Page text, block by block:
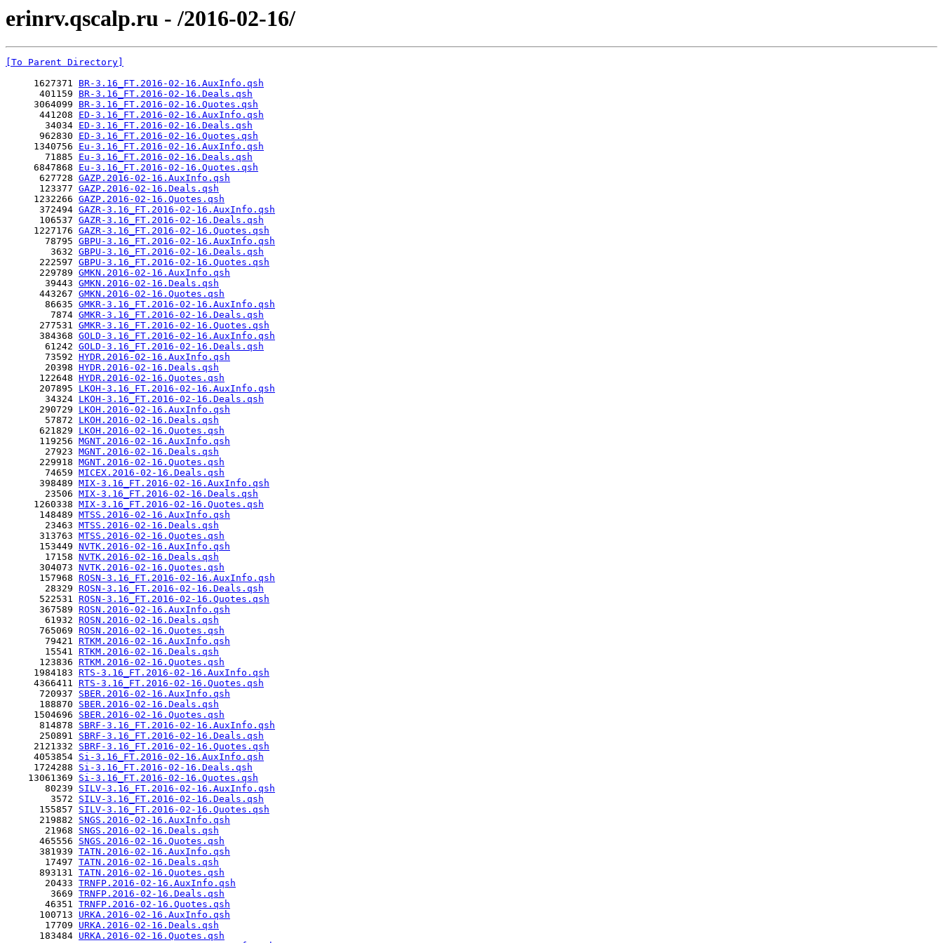
erinrv.qscalp.ru - /2016-02-16/
[To Parent Directory]
     1627371
BR-3.16_FT.2016-02-16.AuxInfo.qsh
      401159
BR-3.16_FT.2016-02-16.Deals.qsh
     3064099
BR-3.16_FT.2016-02-16.Quotes.qsh
      441208
ED-3.16_FT.2016-02-16.AuxInfo.qsh
       34034
ED-3.16_FT.2016-02-16.Deals.qsh
      962830
ED-3.16_FT.2016-02-16.Quotes.qsh
     1340756
Eu-3.16_FT.2016-02-16.AuxInfo.qsh
       71885
Eu-3.16_FT.2016-02-16.Deals.qsh
     6847868
Eu-3.16_FT.2016-02-16.Quotes.qsh
      627728
GAZP.2016-02-16.AuxInfo.qsh
      123377
GAZP.2016-02-16.Deals.qsh
     1232266
GAZP.2016-02-16.Quotes.qsh
      372494
GAZR-3.16_FT.2016-02-16.AuxInfo.qsh
      106537
GAZR-3.16_FT.2016-02-16.Deals.qsh
     1227176
GAZR-3.16_FT.2016-02-16.Quotes.qsh
       78795
GBPU-3.16_FT.2016-02-16.AuxInfo.qsh
        3632
GBPU-3.16_FT.2016-02-16.Deals.qsh
      222597
GBPU-3.16_FT.2016-02-16.Quotes.qsh
      229789
GMKN.2016-02-16.AuxInfo.qsh
       39443
GMKN.2016-02-16.Deals.qsh
      443267
GMKN.2016-02-16.Quotes.qsh
       86635
GMKR-3.16_FT.2016-02-16.AuxInfo.qsh
        7874
GMKR-3.16_FT.2016-02-16.Deals.qsh
      277531
GMKR-3.16_FT.2016-02-16.Quotes.qsh
      384368
GOLD-3.16_FT.2016-02-16.AuxInfo.qsh
       61242
GOLD-3.16_FT.2016-02-16.Deals.qsh
       73592
HYDR.2016-02-16.AuxInfo.qsh
       20398
HYDR.2016-02-16.Deals.qsh
      122648
HYDR.2016-02-16.Quotes.qsh
      207895
LKOH-3.16_FT.2016-02-16.AuxInfo.qsh
       34324
LKOH-3.16_FT.2016-02-16.Deals.qsh
      290729
LKOH.2016-02-16.AuxInfo.qsh
       57872
LKOH.2016-02-16.Deals.qsh
      621829
LKOH.2016-02-16.Quotes.qsh
      119256
MGNT.2016-02-16.AuxInfo.qsh
       27923
MGNT.2016-02-16.Deals.qsh
      229918
MGNT.2016-02-16.Quotes.qsh
       74659
MICEX.2016-02-16.Deals.qsh
      398489
MIX-3.16_FT.2016-02-16.AuxInfo.qsh
       23506
MIX-3.16_FT.2016-02-16.Deals.qsh
     1260338
MIX-3.16_FT.2016-02-16.Quotes.qsh
      148489
MTSS.2016-02-16.AuxInfo.qsh
       23463
MTSS.2016-02-16.Deals.qsh
      313763
MTSS.2016-02-16.Quotes.qsh
      153449
NVTK.2016-02-16.AuxInfo.qsh
       17158
NVTK.2016-02-16.Deals.qsh
      304073
NVTK.2016-02-16.Quotes.qsh
      157968
ROSN-3.16_FT.2016-02-16.AuxInfo.qsh
       28329
ROSN-3.16_FT.2016-02-16.Deals.qsh
      522531
ROSN-3.16_FT.2016-02-16.Quotes.qsh
      367589
ROSN.2016-02-16.AuxInfo.qsh
       61932
ROSN.2016-02-16.Deals.qsh
      765069
ROSN.2016-02-16.Quotes.qsh
       79421
RTKM.2016-02-16.AuxInfo.qsh
       15541
RTKM.2016-02-16.Deals.qsh
      123836
RTKM.2016-02-16.Quotes.qsh
     1984183
RTS-3.16_FT.2016-02-16.AuxInfo.qsh
     4366411
RTS-3.16_FT.2016-02-16.Quotes.qsh
      720937
SBER.2016-02-16.AuxInfo.qsh
      188870
SBER.2016-02-16.Deals.qsh
     1504696
SBER.2016-02-16.Quotes.qsh
      814878
SBRF-3.16_FT.2016-02-16.AuxInfo.qsh
      250891
SBRF-3.16_FT.2016-02-16.Deals.qsh
     2121332
SBRF-3.16_FT.2016-02-16.Quotes.qsh
     4053854
Si-3.16_FT.2016-02-16.AuxInfo.qsh
     1724288
Si-3.16_FT.2016-02-16.Deals.qsh
    13061369
Si-3.16_FT.2016-02-16.Quotes.qsh
       80239
SILV-3.16_FT.2016-02-16.AuxInfo.qsh
        3572
SILV-3.16_FT.2016-02-16.Deals.qsh
      155857
SILV-3.16_FT.2016-02-16.Quotes.qsh
      219882
SNGS.2016-02-16.AuxInfo.qsh
       21968
SNGS.2016-02-16.Deals.qsh
      465556
SNGS.2016-02-16.Quotes.qsh
      381939
TATN.2016-02-16.AuxInfo.qsh
       17497
TATN.2016-02-16.Deals.qsh
      893131
TATN.2016-02-16.Quotes.qsh
       20433
TRNFP.2016-02-16.AuxInfo.qsh
        3669
TRNFP.2016-02-16.Deals.qsh
       46351
TRNFP.2016-02-16.Quotes.qsh
      100713
URKA.2016-02-16.AuxInfo.qsh
       17709
URKA.2016-02-16.Deals.qsh
      183484
URKA.2016-02-16.Quotes.qsh